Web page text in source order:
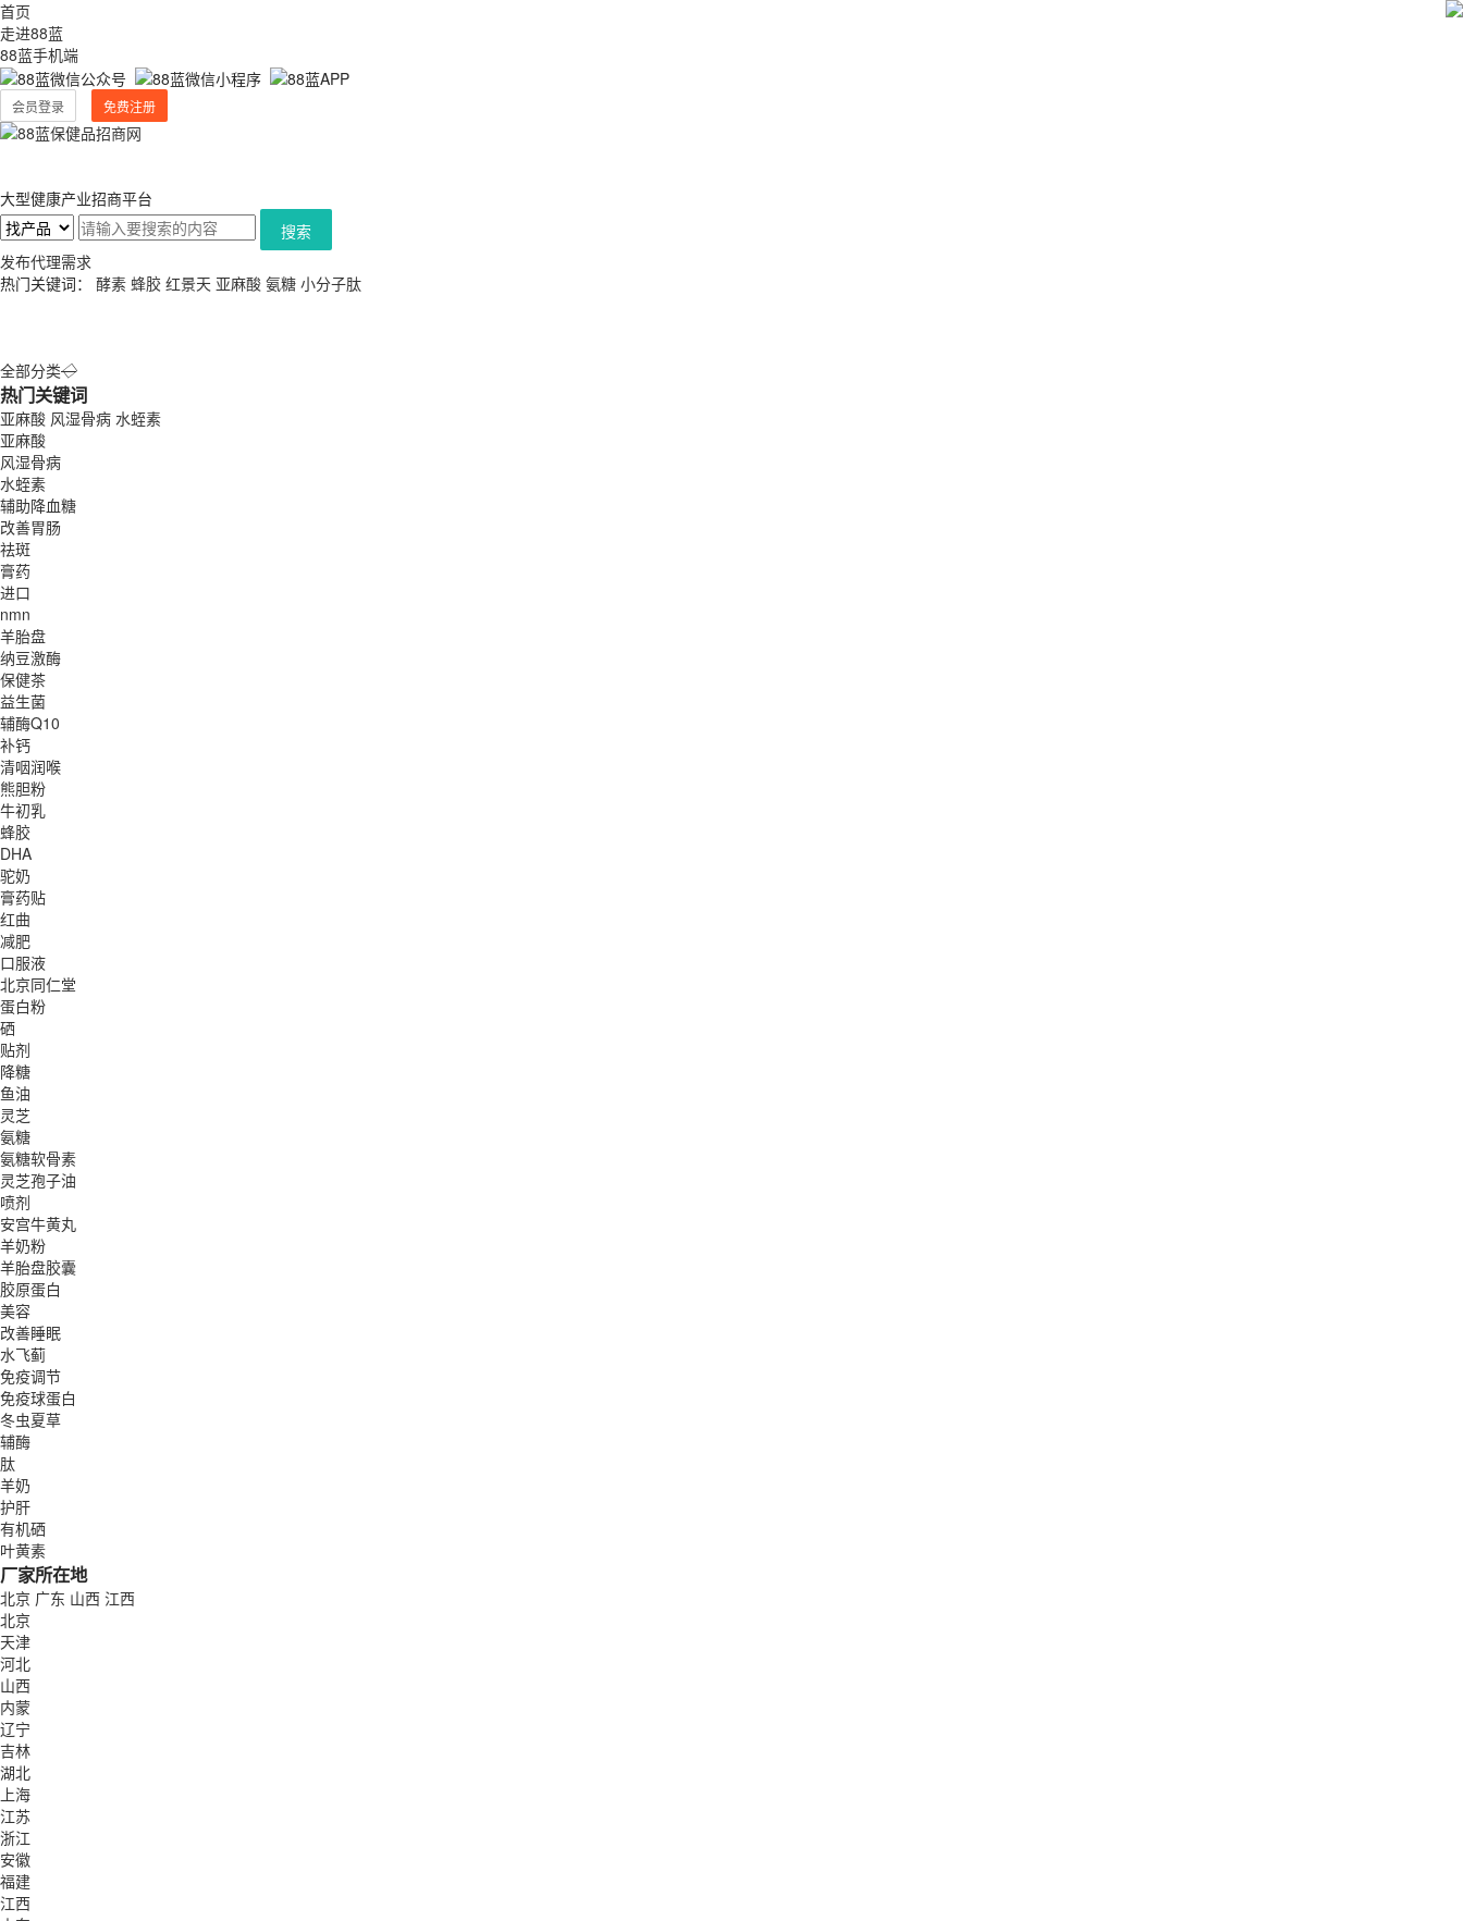
首页
走进88蓝
88蓝手机端
会员登录 免费注册
大型健康产业招商平台
搜索
发布代理需求
热门关键词： 酵素 蜂胶 红景天 亚麻酸 氨糖 小分子肽
全部分类◇
热门关键词
亚麻酸 风湿骨病 水蛭素
亚麻酸
风湿骨病
水蛭素
辅助降血糖
改善胃肠
祛斑
膏药
进口
nmn
羊胎盘
纳豆激酶
保健茶
益生菌
辅酶Q10
补钙
清咽润喉
熊胆粉
牛初乳
蜂胶
DHA
驼奶
膏药贴
红曲
减肥
口服液
北京同仁堂
蛋白粉
硒
贴剂
降糖
鱼油
灵芝
氨糖
氨糖软骨素
灵芝孢子油
喷剂
安宫牛黄丸
羊奶粉
羊胎盘胶囊
胶原蛋白
美容
改善睡眠
水飞蓟
免疫调节
免疫球蛋白
冬虫夏草
辅酶
肽
羊奶
护肝
有机硒
叶黄素
厂家所在地
北京 广东 山西 江西
北京
天津
河北
山西
内蒙
辽宁
吉林
湖北
上海
江苏
浙江
安徽
福建
江西